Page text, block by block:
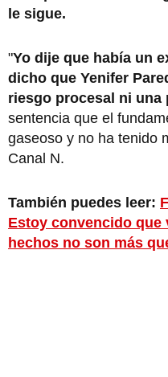
le sigue.
"Yo dije que había un
dicho que Yenifer
riesgo procesal ni una
sentencia que el
gaseoso y no ha tenido
Canal N.
También puedes leer:
Estoy convencido que
hechos no son más